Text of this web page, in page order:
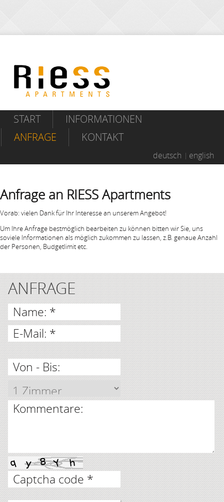
START
INFORMATIONEN
ANFRAGE
KONTAKT
deutsch english
Anfrage an RIESS Apartments
Vorab: vielen Dank für Ihr Interesse an unserem Angebot!
Um Ihre Anfrage bestmöglich bearbeiten zu können bitten wir Sie, uns
soviele Informationen als möglich zukommen zu lassen, z.B. genaue Anzahl
der Personen, Budgetlimit etc.
ANFRAGE
Name: *
E-Mail: *
Von - Bis:
Kommentare:
Captcha code *